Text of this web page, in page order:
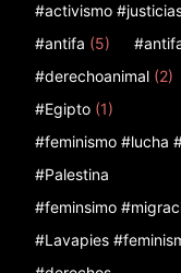
#activismo
#antifa (5)
#derechoanimal (2)
#Egipto (1)
#feminismo #lucha
#Palestina
#feminsimo
#Lavapies